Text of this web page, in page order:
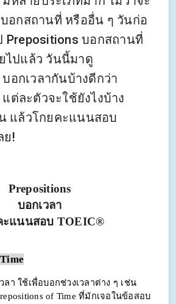
บอกสถานที่ หรืออื่น ๆ วันก่อ
Prepositions บอกสถานที่
ไปแล้ว วันนี้มาดู
อกเวลากันบ้างดีกว่า
ต่ละตัวจะใช้ยังไงบ้าง
แล้วโกยคะแนนสอบ
ย!
Prepositions
บอกเวลา
ะแนนสอบ TOEIC®
า ใช้เพื่อบอกช่วงเวลาต่าง ๆ เช่น
of Time ที่มักเจอในข้อสอบ